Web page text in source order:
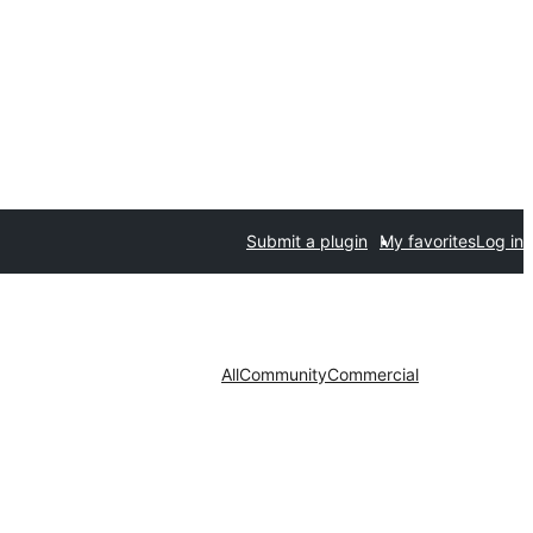
Submit a plugin My favoritesLog in
AllCommunityCommercial